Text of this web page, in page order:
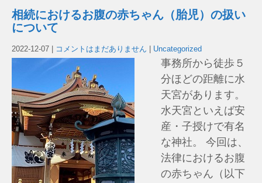
相続におけるお腹の赤ちゃん（胎児）の扱い
について
2022-12-07 コメントはまだありません Uncategorized
事務所から徒歩５
分ほどの距離に水
天宮があります。
水天宮といえば安
産・子授けで有名
な神社。 今回は、
法律におけるお腹
の赤ちゃん（以下